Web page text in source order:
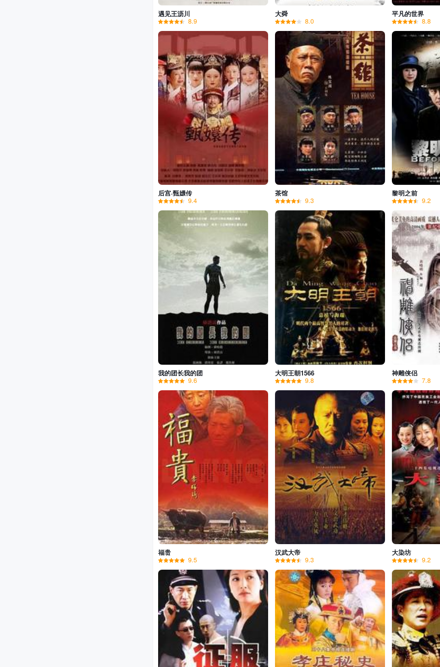
遇见王沥川
8.9
大舜
8.0
平凡的世界
8.8
后宫·甄嬛传
9.4
茶馆
9.3
黎明之前
9.2
我的团长我的团
9.6
大明王朝1566
9.8
神雕侠侣
7.8
福贵
9.5
汉武大帝
9.3
大染坊
9.2